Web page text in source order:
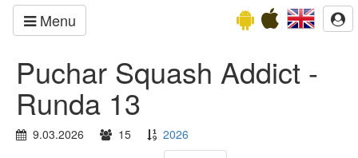
Menu
Puchar Squash Addict -
Runda 13
9.03.2026 15 2026